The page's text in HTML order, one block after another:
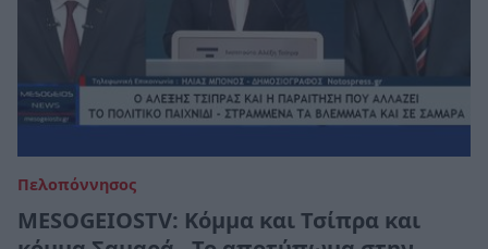
Πελοπόννησος
MESOGEIOSTV: Κόμμα και Τσίπρα και